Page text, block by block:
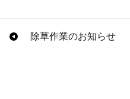
投
除草作業のお知らせ